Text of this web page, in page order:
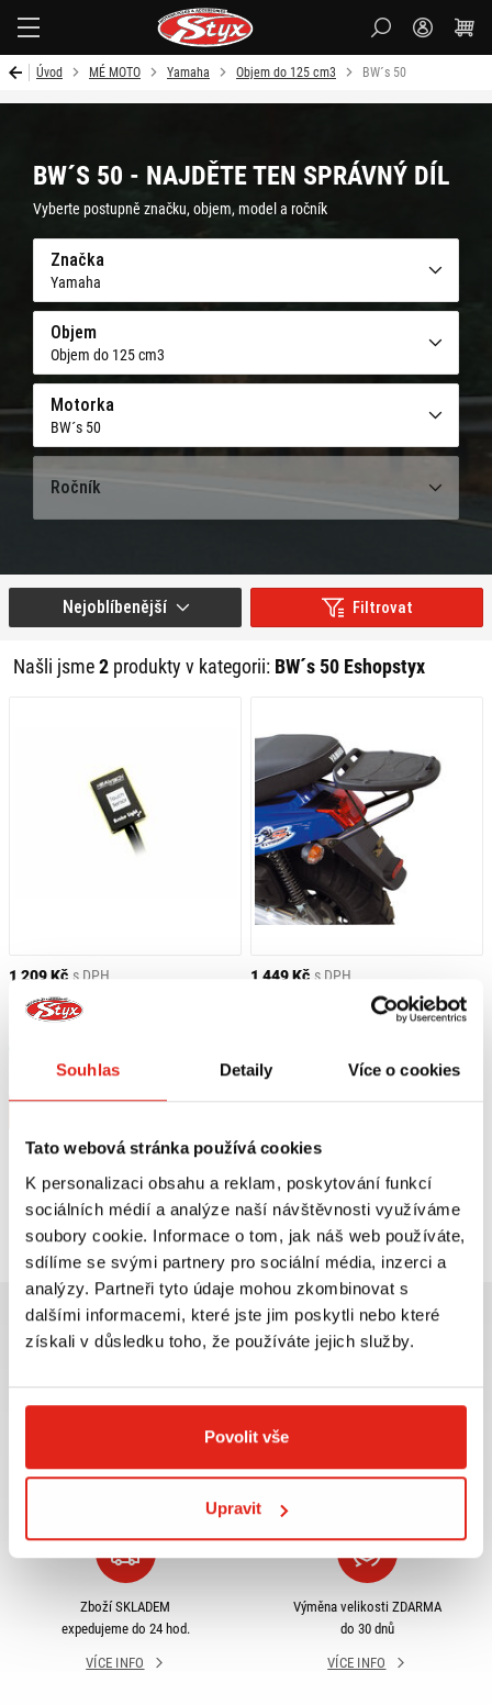
Souhlas Detaily Více o cookies
Tato webová stránka používá cookies
K personalizaci obsahu a reklam, poskytování funkcí
sociálních médií a analýze naší návštěvnosti využíváme
soubory cookie. Informace o tom, jak náš web používáte,
sdílíme se svými partnery pro sociální média, inzerci a
analýzy. Partneři tyto údaje mohou zkombinovat s
dalšími informacemi, které jste jim poskytli nebo které
získali v důsledku toho, že používáte jejich služby.
Povolit vše
Upravit
Úvod MÉ MOTO Yamaha Objem do 125 cm3 BW´s 50
BW´S 50 - NAJDĚTE TEN SPRÁVNÝ DÍL
Vyberte postupně značku, objem, model a ročník
Značka
Yamaha
Objem
Objem do 125 cm3
Motorka
BW´s 50
Ročník
Filtrovat
Našli jsme2 produkty v kategorii: BW´s 50 Eshopstyx
Nejoblíbenější
1 209 Kč s DPH
HEALTECH MODUL BRZDOVÉHO
SVĚTLA BLP-U01
V 5 prodejnách
1 449 Kč s DPH
GIVI DRŽÁK KUFRU YAMAHA BW'S
50/MBK BOOSTER 50 SR356
Na objednávku
Prohlédli jste si2z 2produktů
Největší výběr moto
Doprava ZDARMA pro
Zboží SKLADEM
expedujeme do 24 hod.
VÍCE INFO
Výměna velikosti ZDARMA
do 30 dnů
VÍCE INFO